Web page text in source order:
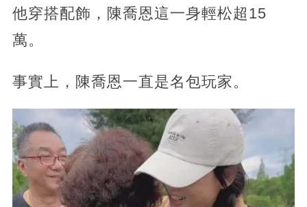
他穿搭配飾，陳喬恩這一身輕松超15
萬。
事實上，陳喬恩一直是名包玩家。